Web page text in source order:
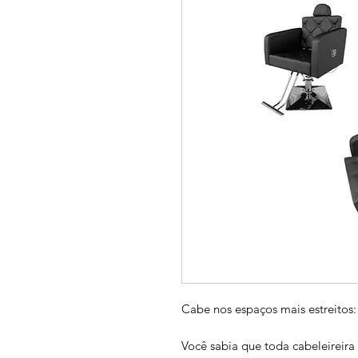
Cabe nos espaços mais estreitos:
Você sabia que toda